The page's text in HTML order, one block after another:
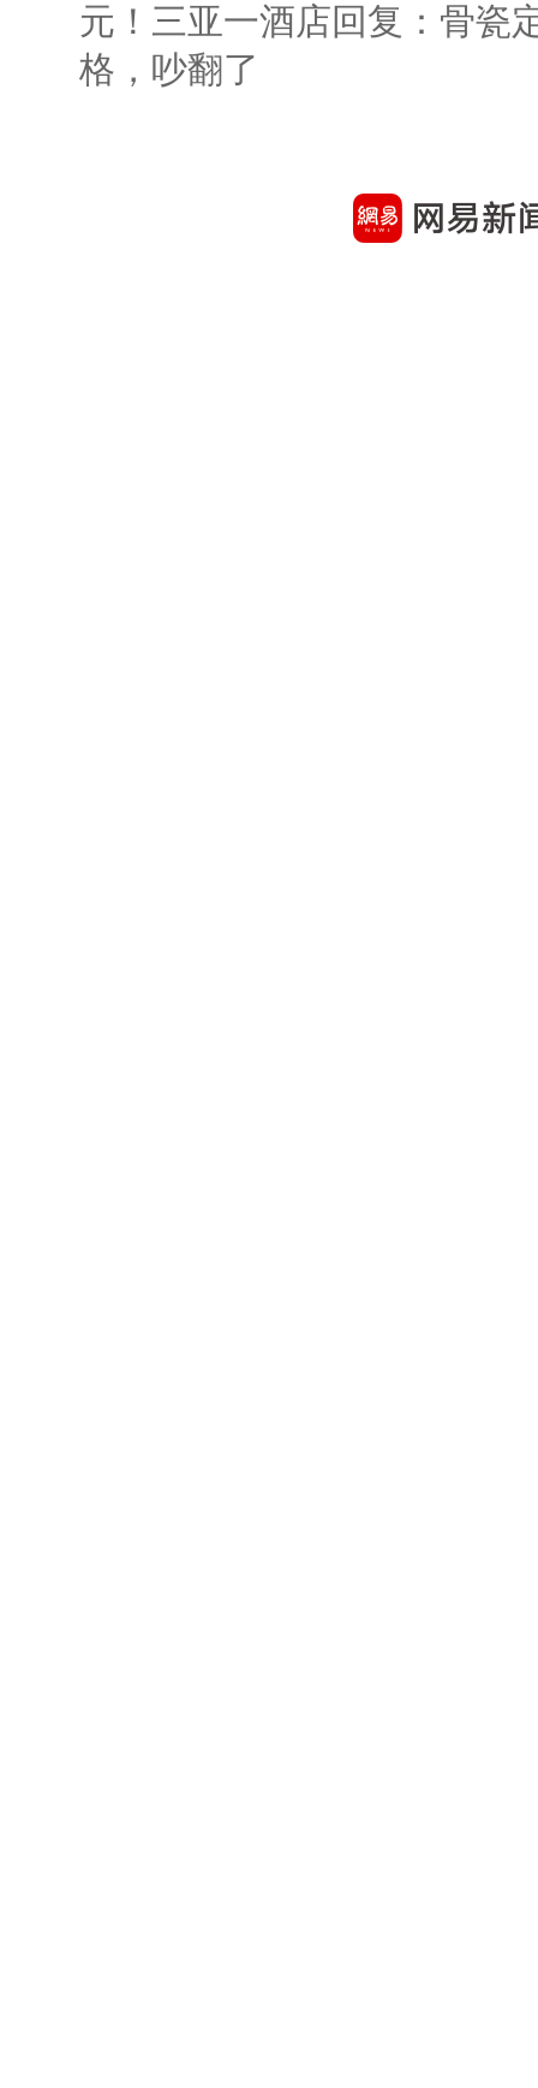
元！三亚一酒店回复：骨瓷
格，吵翻了